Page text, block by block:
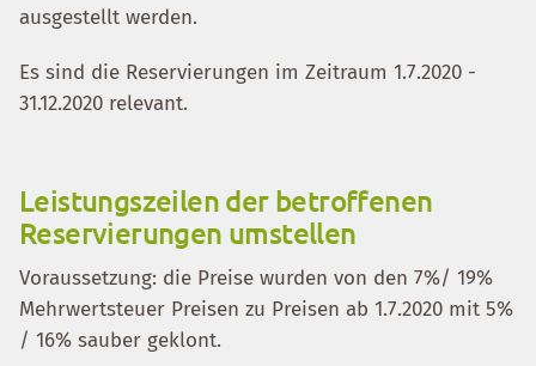
ausgestellt werden.
Es sind die Reservierungen im Zeitraum 1.7.2020 -
31.12.2020 relevant.
Leistungszeilen der betroffenen
Reservierungen umstellen
Voraussetzung: die Preise wurden von den 7%/ 19%
Mehrwertsteuer Preisen zu Preisen ab 1.7.2020 mit 5%
/ 16% sauber geklont.